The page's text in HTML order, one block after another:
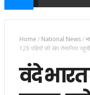
Home / National News/
128 पहियों की खेप रोमानिया
वंदे